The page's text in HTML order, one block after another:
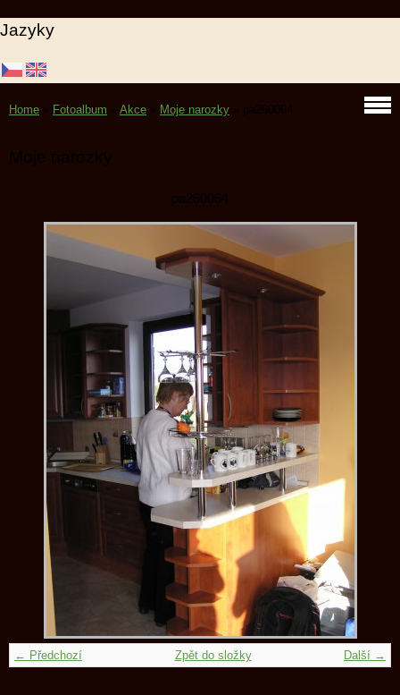
Jazyky
Home Fotoalbum Akce Moje narozky pa260064
Moje narozky
pa260064
← Předchozí Další →
Zpět do složky